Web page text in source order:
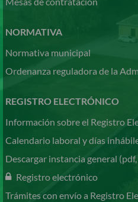
NORMATIVA
Normativa municipal
Ordenanza reguladora de la
REGISTRO ELECTRÓNICO
Información sobre el Registro
Calendario laboral y días
Descargar instancia general
Registro electrónico
Trámites con envío a Registro